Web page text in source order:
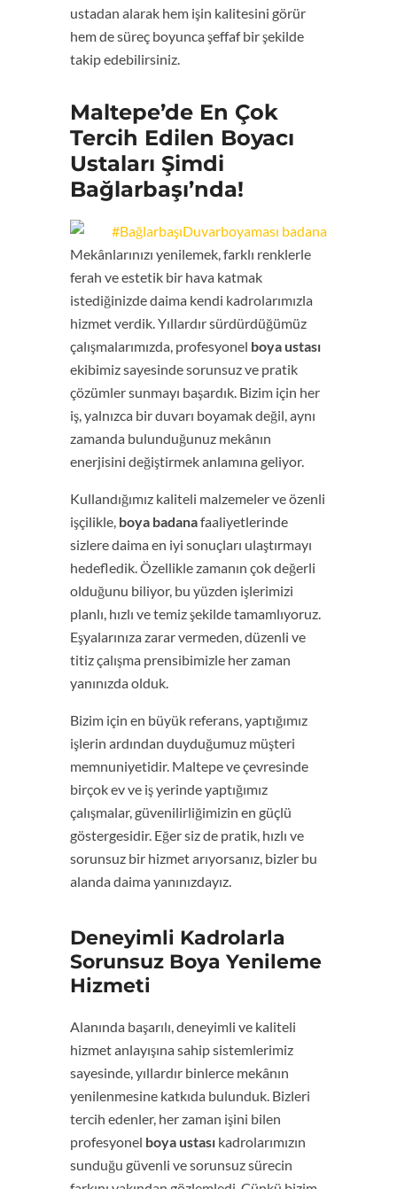
ustadan alarak hem işin kalitesini görür
hem de süreç boyunca şeffaf bir şekilde
takip edebilirsiniz.
Maltepe’de En Çok
Tercih Edilen Boyacı
Ustaları Şimdi
Bağlarbaşı’nda!
Mekânlarınızı yenilemek, farklı renklerle
ferah ve estetik bir hava katmak
istediğinizde daima kendi kadrolarımızla
hizmet verdik. Yıllardır sürdürdüğümüz
çalışmalarımızda, profesyonel boya ustası
ekibimiz sayesinde sorunsuz ve pratik
çözümler sunmayı başardık. Bizim için her
iş, yalnızca bir duvarı boyamak değil, aynı
zamanda bulunduğunuz mekânın
enerjisini değiştirmek anlamına geliyor.
Kullandığımız kaliteli malzemeler ve özenli
işçilikle, boya badanafaaliyetlerinde
sizlere daima en iyi sonuçları ulaştırmayı
hedefledik. Özellikle zamanın çok değerli
olduğunu biliyor, bu yüzden işlerimizi
planlı, hızlı ve temiz şekilde tamamlıyoruz.
Eşyalarınıza zarar vermeden, düzenli ve
titiz çalışma prensibimizle her zaman
yanınızda olduk.
Bizim için en büyük referans, yaptığımız
işlerin ardından duyduğumuz müşteri
memnuniyetidir. Maltepe ve çevresinde
birçok ev ve iş yerinde yaptığımız
çalışmalar, güvenilirliğimizin en güçlü
göstergesidir. Eğer siz de pratik, hızlı ve
sorunsuz bir hizmet arıyorsanız, bizler bu
alanda daima yanınızdayız.
Deneyimli Kadrolarla
Sorunsuz Boya Yenileme
Hizmeti
Alanında başarılı, deneyimli ve kaliteli
hizmet anlayışına sahip sistemlerimiz
sayesinde, yıllardır binlerce mekânın
yenilenmesine katkıda bulunduk. Bizleri
tercih edenler, her zaman işini bilen
profesyonel boya ustası kadrolarımızın
sunduğu güvenli ve sorunsuz sürecin